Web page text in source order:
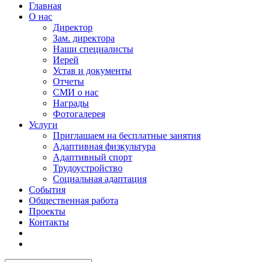
Главная
О нас
Директор
Зам. директора
Наши специалисты
Иерей
Устав и документы
Отчеты
СМИ о нас
Награды
Фотогалерея
Услуги
Приглашаем на бесплатные занятия
Адаптивная физкультура
Адаптивный спорт
Трудоустройство
Социальная адаптация
События
Общественная работа
Проекты
Контакты